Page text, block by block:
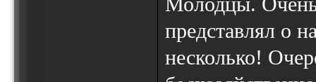
представлял о
несколько!